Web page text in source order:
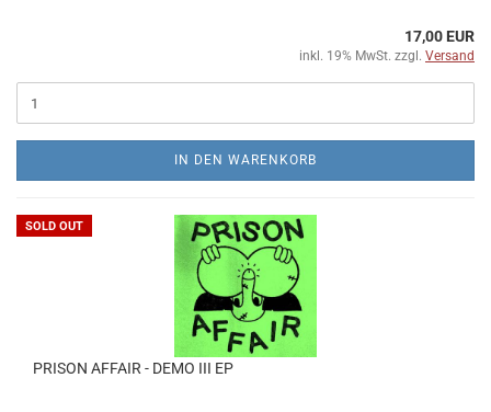
17,00 EUR
inkl. 19% MwSt. zzgl. Versand
IN DEN WARENKORB
SOLD OUT
PRISON AFFAIR - DEMO III EP